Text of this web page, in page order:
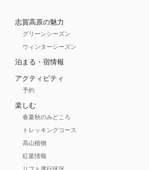
志賀高原の魅力
グリーンシーズン
ウィンターシーズン
泊まる・宿情報
アクティビティ
予約
楽しむ
春夏秋のみどころ
トレッキングコース
高山植物
紅葉情報